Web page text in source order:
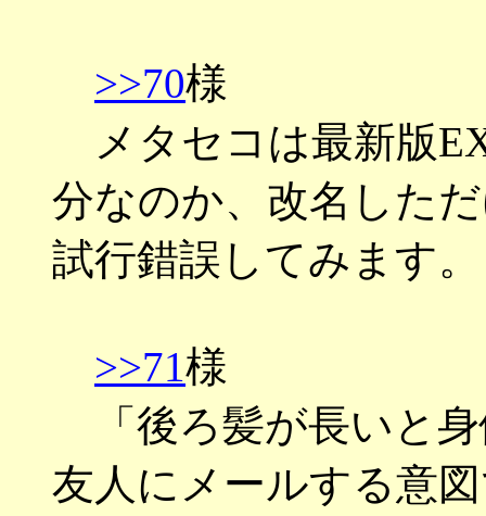
>>70様
メタセコは最新版
分なのか、改名した
試行錯誤してみます。
>>71様
「後ろ髪が長いと
友人にメールする意